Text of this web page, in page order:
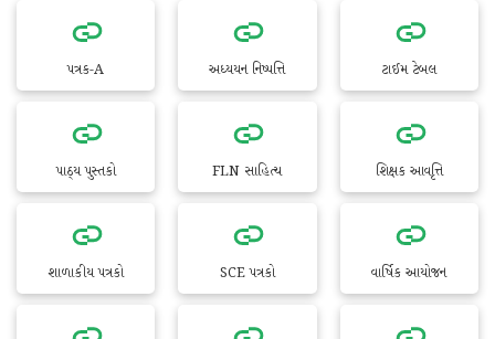
પત્રક-A અધ્યયન નિષ્પત્તિ ટાઈમ ટેબલ
પાઠ્ય પુસ્તકો FLN સાહિત્ય શિક્ષક આવૃત્તિ
શાળાકીય પત્રકો SCE પત્રકો વાર્ષિક આયોજન